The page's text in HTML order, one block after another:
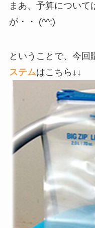
まあ、予算について
が・・ (^^;)
ということで、今回
ステムはこちら↓↓